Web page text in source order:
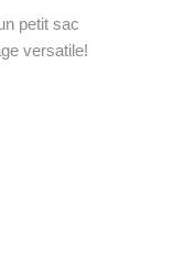
petit sac
versatile!